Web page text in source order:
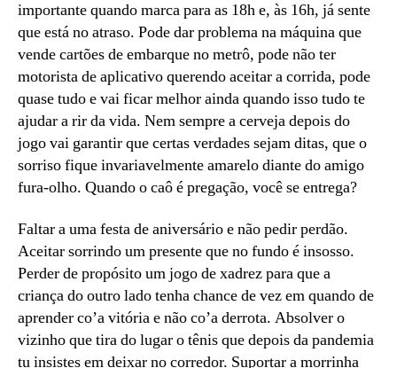
importante quando marca para as 18h e, às 16h, já sente
que está no atraso. Pode dar problema na máquina que
vende cartões de embarque no metrô, pode não ter
motorista de aplicativo querendo aceitar a corrida, pode
quase tudo e vai ficar melhor ainda quando isso tudo te
ajudar a rir da vida. Nem sempre a cerveja depois do
jogo vai garantir que certas verdades sejam ditas, que o
sorriso fique invariavelmente amarelo diante do amigo
fura-olho. Quando o caô é pregação, você se entrega?
Faltar a uma festa de aniversário e não pedir perdão.
Aceitar sorrindo um presente que no fundo é insosso.
Perder de propósito um jogo de xadrez para que a
criança do outro lado tenha chance de vez em quando de
aprender co’a vitória e não co’a derrota. Absolver o
vizinho que tira do lugar o tênis que depois da pandemia
tu insistes em deixar no corredor. Suportar a morrinha